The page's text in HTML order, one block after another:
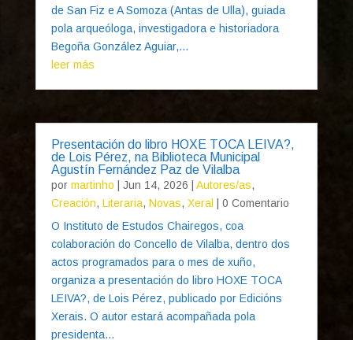
de San Fiz e A Somoza (Antas de Ulla), guiada
pola arqueóloga, investigadora e historiadora
Begoña González Aguiar,...
leer más
Presentación do libro HOXE TOCA LEIVA?,
de Lois Pérez, na Biblioteca Municipal
Agustín Fernández Paz de Vilalba
por martinho Jun 14, 2026 Autores/as,
Creación, Literaria, Novas, Xeral
| 0 Comentario
O Instituto de Estudos Chairegos, coa
colaboración do Concello de Vilalba, dentro dos
actos programados para o mes de xuño,
organiza a presentación do libro HOXE TOCA
LEIVA?, de Lois Pérez, publicado por Edicións
Xerais. O autor estará acompañada pola
presidenta...